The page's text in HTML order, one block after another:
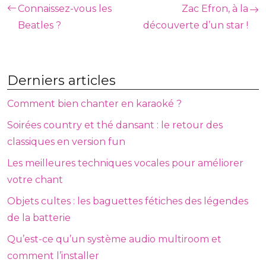
Connaissez-vous les
Beatles ?
Zac Efron, à la
découverte d’un star !
Derniers articles
Comment bien chanter en karaoké ?
Soirées country et thé dansant : le retour des
classiques en version fun
Les meilleures techniques vocales pour améliorer
votre chant
Objets cultes : les baguettes fétiches des légendes
de la batterie
Qu’est-ce qu’un système audio multiroom et
comment l’installer